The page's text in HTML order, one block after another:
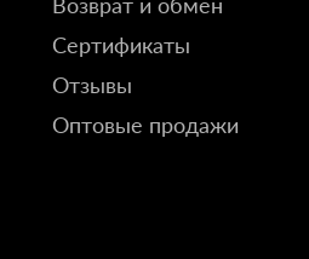
Сертификаты
Отзывы
Оптовые продажи